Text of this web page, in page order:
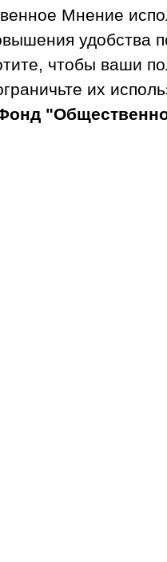
Мнение
удобства
чтобы ваши
их